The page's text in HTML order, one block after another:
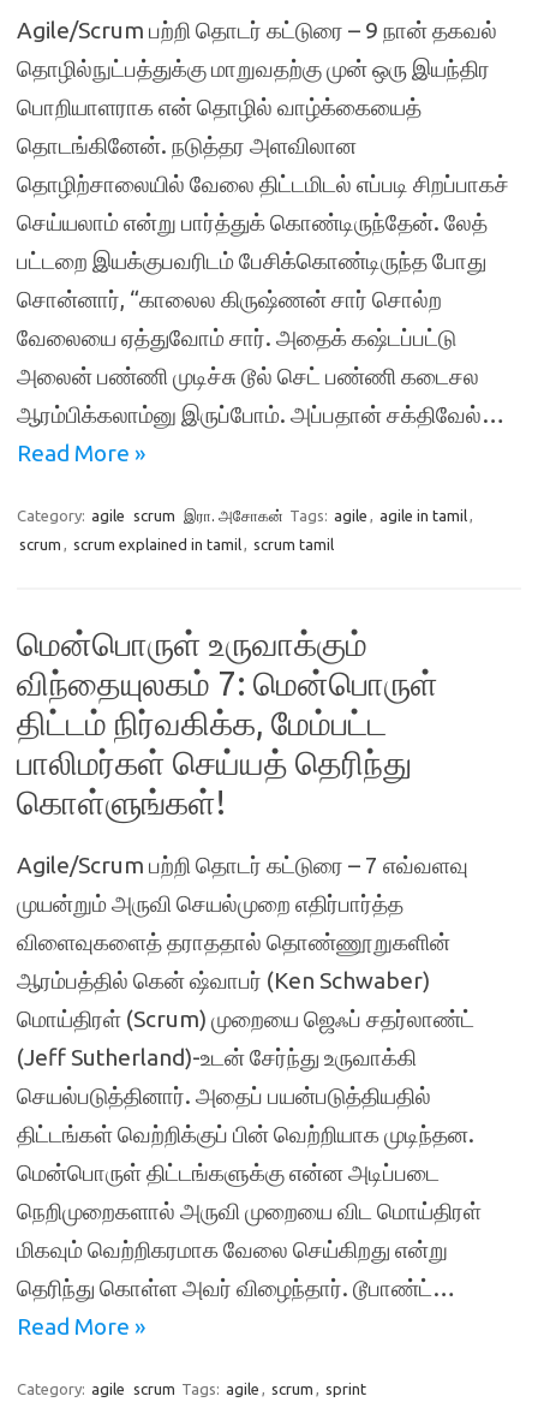
Agile/Scrum பற்றி தொடர் கட்டுரை – 9 நான் தகவல்
தொழில்நுட்பத்துக்கு மாறுவதற்கு முன் ஒரு இயந்திர
பொறியாளராக என் தொழில் வாழ்க்கையைத்
தொடங்கினேன். நடுத்தர அளவிலான
தொழிற்சாலையில் வேலை திட்டமிடல் எப்படி சிறப்பாகச்
செய்யலாம் என்று பார்த்துக் கொண்டிருந்தேன். லேத்
பட்டறை இயக்குபவரிடம் பேசிக்கொண்டிருந்த போது
சொன்னார், “காலைல கிருஷ்ணன் சார் சொல்ற
வேலையை ஏத்துவோம் சார். அதைக் கஷ்டப்பட்டு
அலைன் பண்ணி முடிச்சு டூல் செட் பண்ணி கடைசல
ஆரம்பிக்கலாம்னு இருப்போம். அப்பதான் சக்திவேல்…
Read More »
Category: agile scrum இரா. அசோகன் Tags: agile , agile in tamil,
scrum , scrum explained in tamil, scrum tamil
மென்பொருள் உருவாக்கும்
விந்தையுலகம் 7: மென்பொருள்
திட்டம் நிர்வகிக்க, மேம்பட்ட
பாலிமர்கள் செய்யத் தெரிந்து
கொள்ளுங்கள்!
Agile/Scrum பற்றி தொடர் கட்டுரை – 7 எவ்வளவு
முயன்றும் அருவி செயல்முறை எதிர்பார்த்த
விளைவுகளைத் தராததால் தொண்ணூறுகளின்
ஆரம்பத்தில் கென் ஷ்வாபர் (Ken Schwaber)
மொய்திரள் (Scrum) முறையை ஜெஃப் சதர்லாண்ட்
(Jeff Sutherland)-உடன் சேர்ந்து உருவாக்கி
செயல்படுத்தினார். அதைப் பயன்படுத்தியதில்
திட்டங்கள் வெற்றிக்குப் பின் வெற்றியாக முடிந்தன.
மென்பொருள் திட்டங்களுக்கு என்ன அடிப்படை
நெறிமுறைகளால் அருவி முறையை விட மொய்திரள்
மிகவும் வெற்றிகரமாக வேலை செய்கிறது என்று
தெரிந்து கொள்ள அவர் விழைந்தார். டூபாண்ட்…
Read More »
Category: agile scrum Tags: agile , scrum , sprint